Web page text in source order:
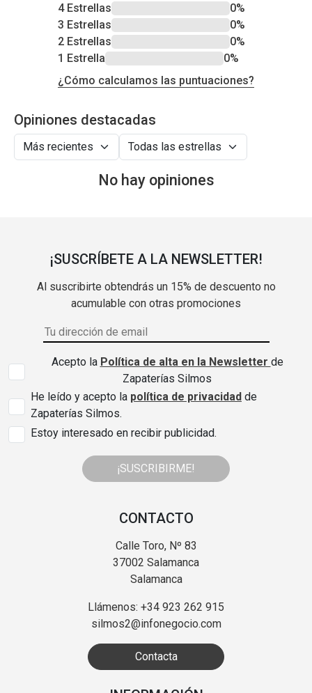
4 Estrellas
0%
3 Estrellas
0%
2 Estrellas
0%
1 Estrella
0%
¿Cómo calculamos las puntuaciones?
Opiniones destacadas
No hay opiniones
¡SUSCRÍBETE A LA NEWSLETTER!
Al suscribirte obtendrás un 15% de descuento no
acumulable con otras promociones
Acepto la Política de alta en la Newsletter de
Zapaterías Silmos
He leído y acepto la política de privacidad de
Zapaterías Silmos.
Estoy interesado en recibir publicidad.
¡SUSCRIBIRME!
CONTACTO
Calle Toro, Nº 83
37002 Salamanca
Salamanca
Llámenos: +34 923 262 915
silmos2@infonegocio.com
Contacta